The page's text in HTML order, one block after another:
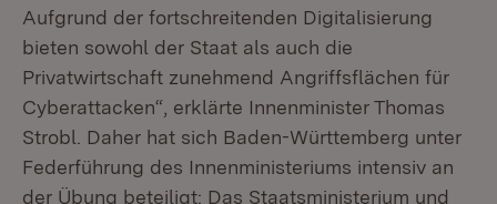
Aufgrund der fortschreitenden Digitalisierung
bieten sowohl der Staat als auch die
Privatwirtschaft zunehmend Angriffsflächen für
Cyberattacken“, erklärte Innenminister Thomas
Strobl. Daher hat sich Baden-Württemberg unter
Federführung des Innenministeriums intensiv an
der Übung beteiligt: Das Staatsministerium und